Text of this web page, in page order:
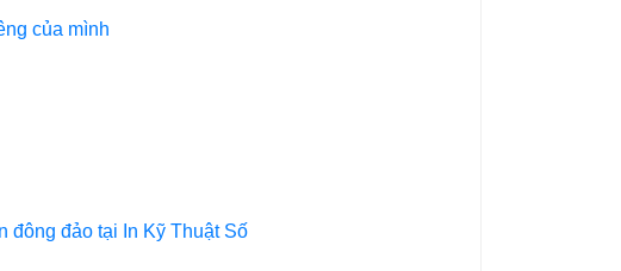
của mình
đông đảo tại In Kỹ Thuật Số